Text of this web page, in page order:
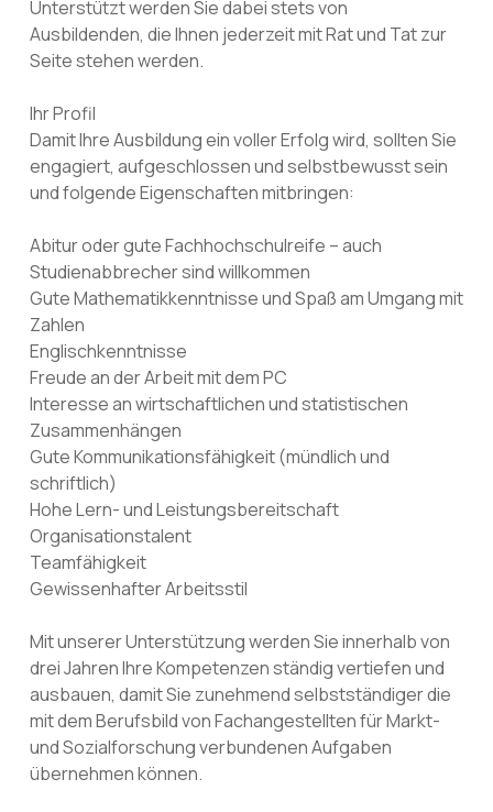
Unterstützt werden Sie dabei stets von
Ausbildenden, die Ihnen jederzeit mit Rat und Tat zur
Seite stehen werden.
Ihr Profil
Damit Ihre Ausbildung ein voller Erfolg wird, sollten Sie
engagiert, aufgeschlossen und selbstbewusst sein
und folgende Eigenschaften mitbringen:
Abitur oder gute Fachhochschulreife – auch
Studienabbrecher sind willkommen
Gute Mathematikkenntnisse und Spaß am Umgang mit
Zahlen
Englischkenntnisse
Freude an der Arbeit mit dem PC
Interesse an wirtschaftlichen und statistischen
Zusammenhängen
Gute Kommunikationsfähigkeit (mündlich und
schriftlich)
Hohe Lern- und Leistungsbereitschaft
Organisationstalent
Teamfähigkeit
Gewissenhafter Arbeitsstil
Mit unserer Unterstützung werden Sie innerhalb von
drei Jahren Ihre Kompetenzen ständig vertiefen und
ausbauen, damit Sie zunehmend selbstständiger die
mit dem Berufsbild von Fachangestellten für Markt-
und Sozialforschung verbundenen Aufgaben
übernehmen können.